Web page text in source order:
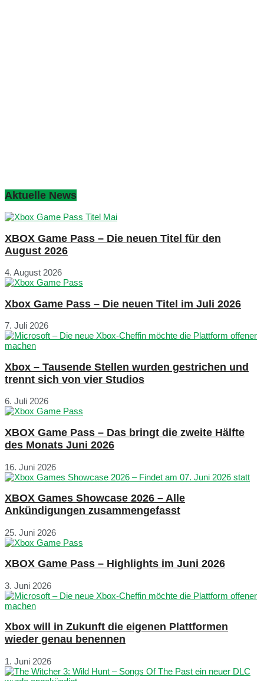
Aktuelle News
XBOX Game Pass – Die neuen Titel für den
August 2026
4. August 2026
Xbox Game Pass – Die neuen Titel im Juli 2026
7. Juli 2026
Xbox – Tausende Stellen wurden gestrichen und
trennt sich von vier Studios
6. Juli 2026
XBOX Game Pass – Das bringt die zweite Hälfte
des Monats Juni 2026
16. Juni 2026
XBOX Games Showcase 2026 – Alle
Ankündigungen zusammengefasst
25. Juni 2026
XBOX Game Pass – Highlights im Juni 2026
3. Juni 2026
Xbox will in Zukunft die eigenen Plattformen
wieder genau benennen
1. Juni 2026